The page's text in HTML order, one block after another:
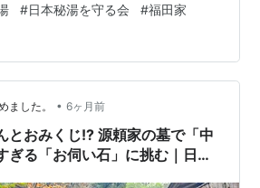
師が、病の父の体を川の水で洗う少
鈷（仏具）」で川の岩を打って霊泉
そんな伝説が残る、伊豆最古の温泉
のみ」で入浴はできませんが、川の
が立ち上る光景は、どこか神秘
の長い温泉文化が始まっ…
#日本秘湯を守る会 #福田家
ました。 • 6ヶ月前
とおみくじ!? 源頼家の墓で「中
ぎる「お伺い石」に挑む｜日本